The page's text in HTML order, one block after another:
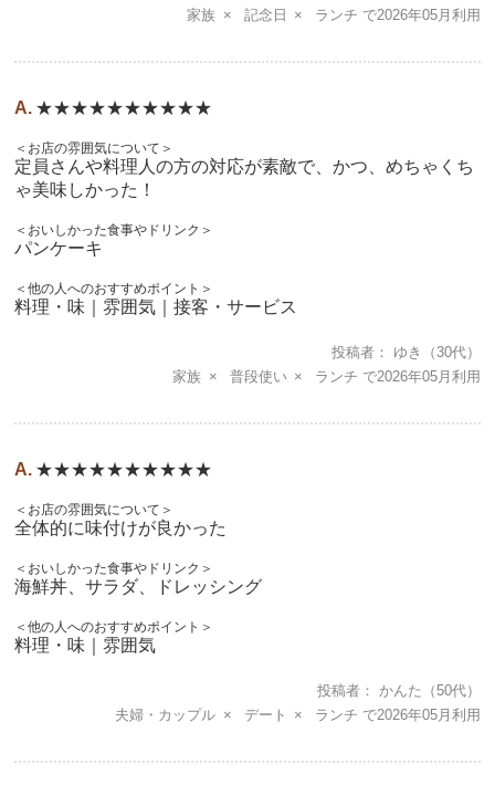
家族
記念日 ランチ 2026年05月
★★★★★★★★★★
＜お店の雰囲気について＞
定員さんや料理人の方の対応が素敵で、かつ、めちゃくち
ゃ美味しかった！
＜おいしかった食事やドリンク＞
パンケーキ
＜他の人へのおすすめポイント＞
料理・味｜雰囲気｜接客・サービス
投稿者 ゆき
（30代）
家族
普段使い ランチ 2026年05月
★★★★★★★★★★
＜お店の雰囲気について＞
全体的に味付けが良かった
＜おいしかった食事やドリンク＞
海鮮丼、サラダ、ドレッシング
＜他の人へのおすすめポイント＞
料理・味｜雰囲気
投稿者 かんた
（50代）
夫婦・カップル
デート ランチ 2026年05月